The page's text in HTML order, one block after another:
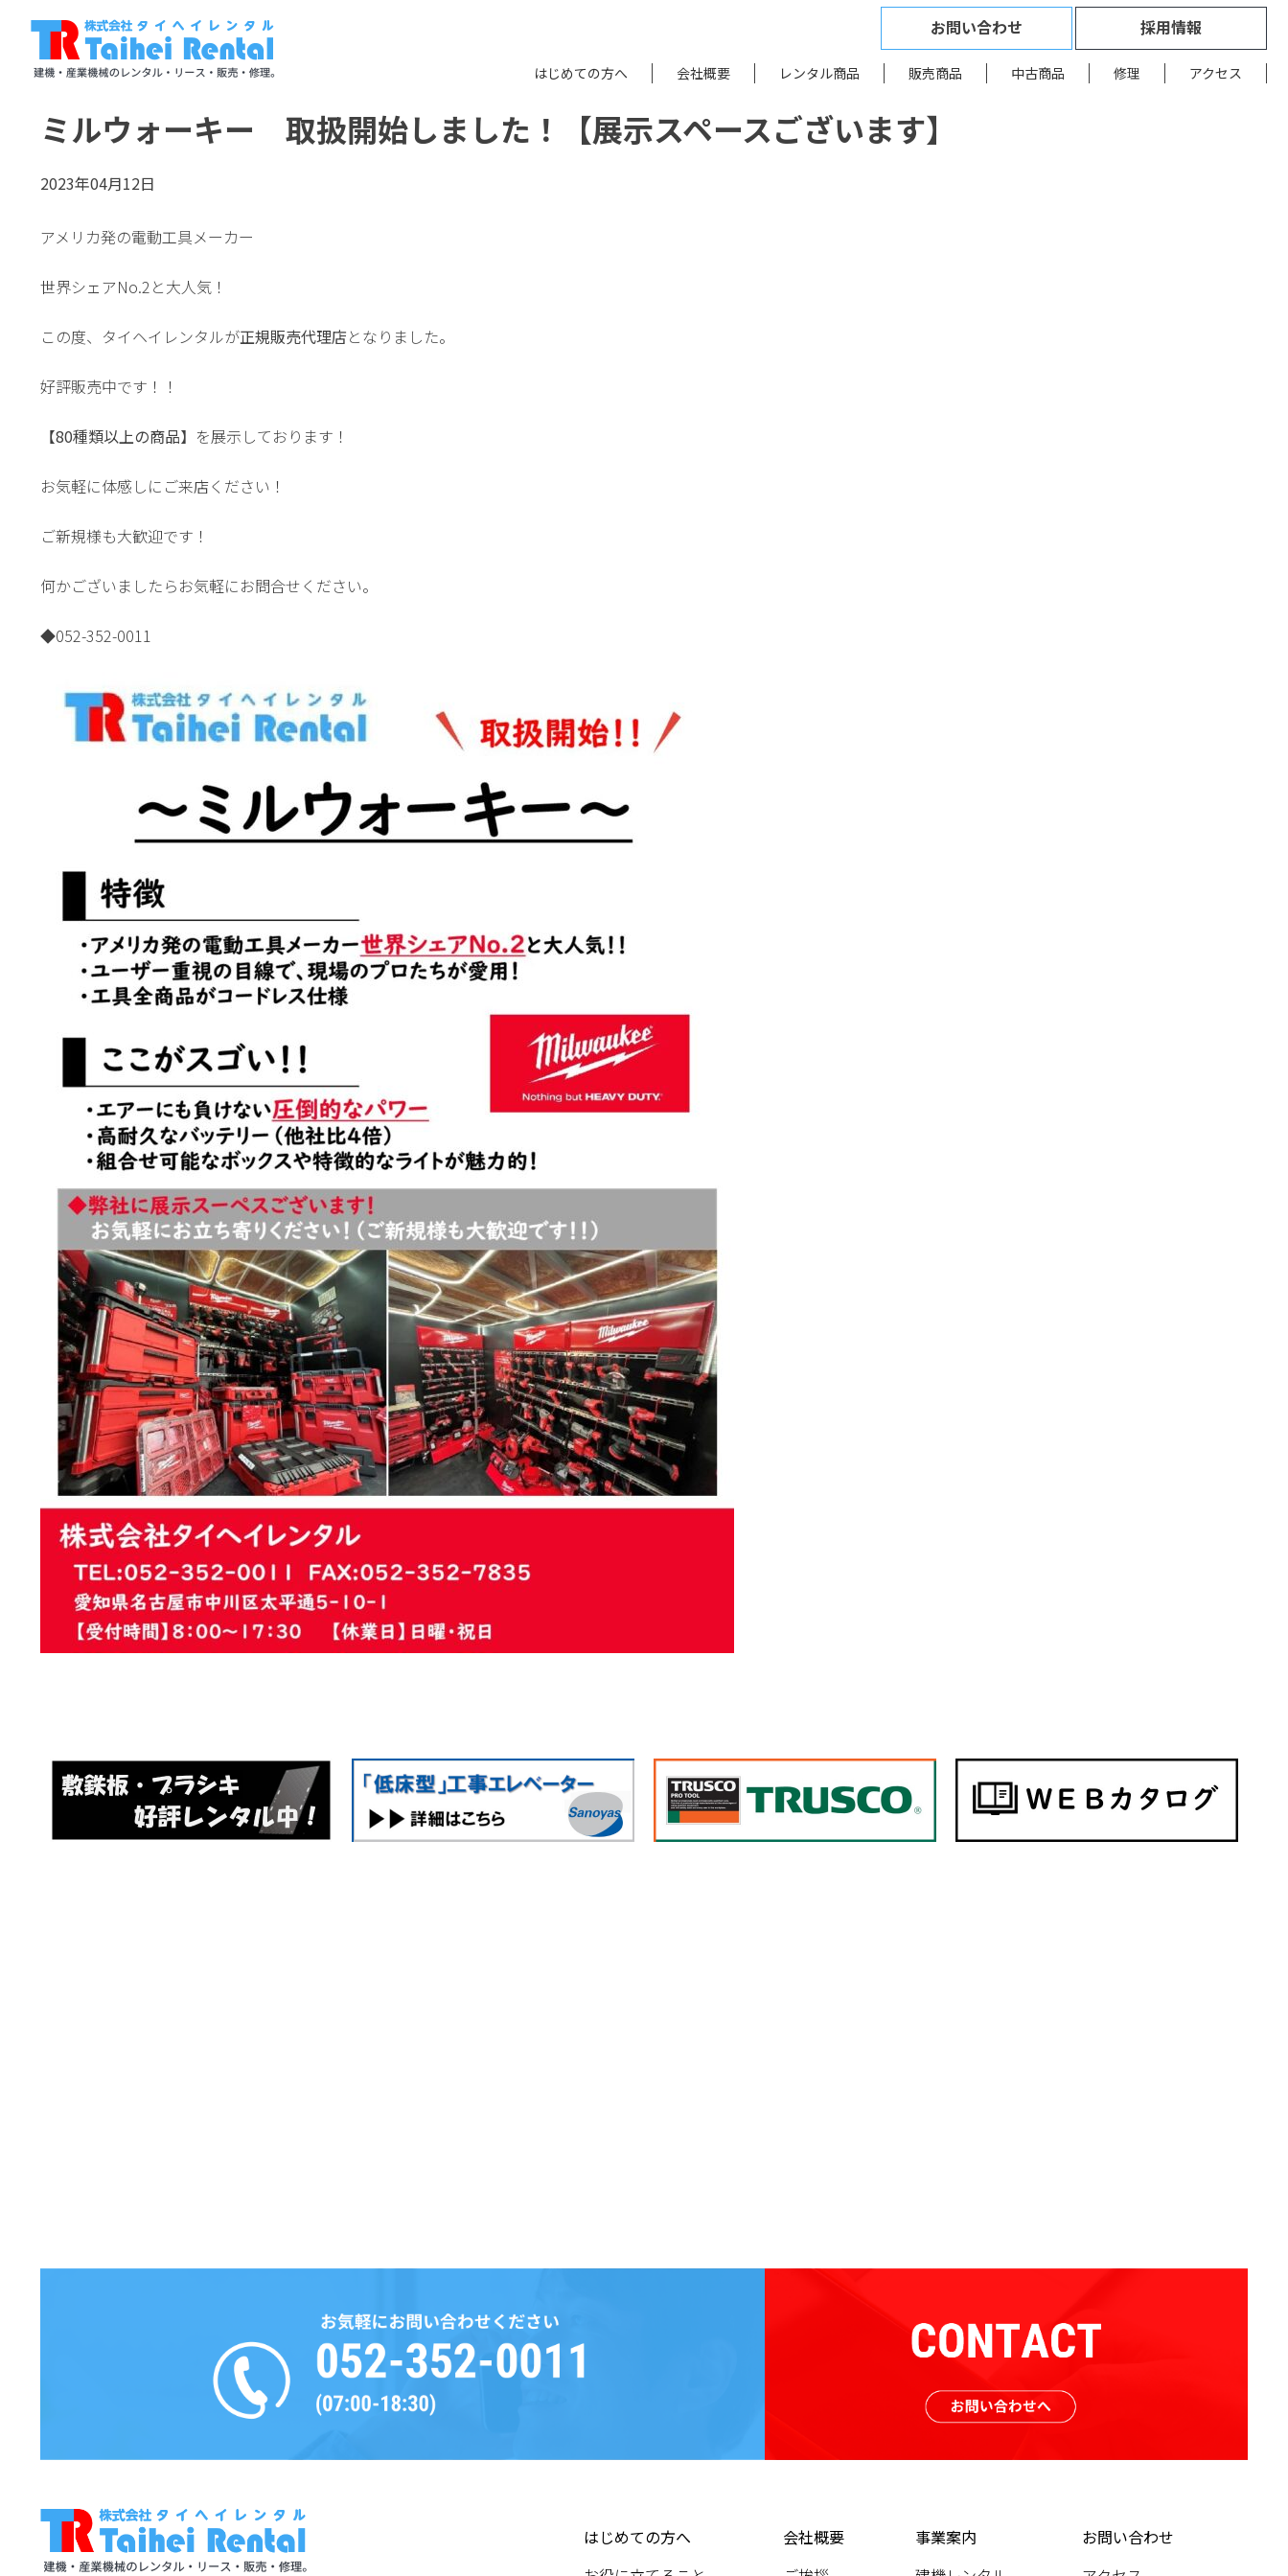
採用情報
お問い合わせ
はじめての方へ 会社概要 レンタル商品 販売商品 中古商品 修理 アクセス
ミルウォーキー 取扱開始しました！【展示スペースございます】
2023年04月12日
アメリカ発の電動工具メーカー
世界シェアNo.2と大人気！
この度、タイヘイレンタルが正規販売代理店となりました。
好評販売中です！！
【80種類以上の商品】 を展示しております！
お気軽に体感しにご来店ください！
ご新規様も大歓迎です！
何かございましたらお気軽にお問合せください。
◆052-352-0011
はじめての方へ
会社概要
事業案内
お問い合わせ